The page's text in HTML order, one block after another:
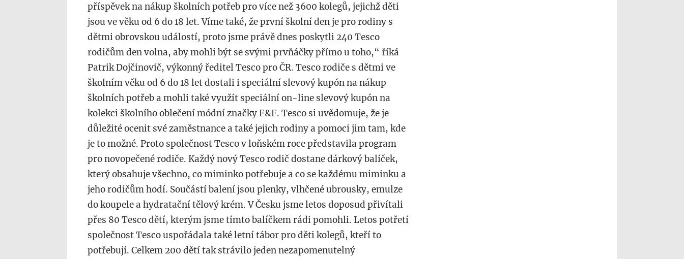
příspěvek na nákup školních potřeb pro více než 3600 kolegů, jejichž děti
jsou ve věku od 6 do 18 let. Víme také, že první školní den je pro rodiny s
dětmi obrovskou událostí, proto jsme právě dnes poskytli 240 Tesco
rodičům den volna, aby mohli být se svými prvňáčky přímo u toho,“ říká
Patrik Dojčinovič, výkonný ředitel Tesco pro ČR. Tesco rodiče s dětmi ve
školním věku od 6 do 18 let dostali i speciální slevový kupón na nákup
školních potřeb a mohli také využít speciální on-line slevový kupón na
kolekci školního oblečení módní značky F&F. Tesco si uvědomuje, že je
důležité ocenit své zaměstnance a také jejich rodiny a pomoci jim tam, kde
je to možné. Proto společnost Tesco v loňském roce představila program
pro novopečené rodiče. Každý nový Tesco rodič dostane dárkový balíček,
který obsahuje všechno, co miminko potřebuje a co se každému miminku a
jeho rodičům hodí. Součástí balení jsou plenky, vlhčené ubrousky, emulze
do koupele a hydratační tělový krém. V Česku jsme letos doposud přivítali
přes 80 Tesco dětí, kterým jsme tímto balíčkem rádi pomohli. Letos potřetí
společnost Tesco uspořádala také letní tábor pro děti kolegů, kteří to
potřebují. Celkem 200 dětí tak strávilo jeden nezapomenutelný